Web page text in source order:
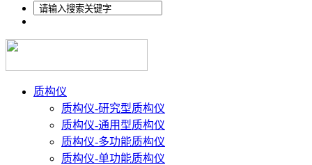
质构仪
质构仪-研究型质构仪
质构仪-通用型质构仪
质构仪-多功能质构仪
质构仪-单功能质构仪